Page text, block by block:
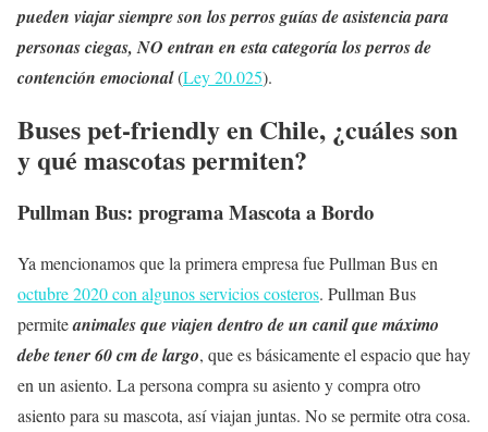
pueden viajar siempre son los perros guías de asistencia para
personas ciegas, NO entran en esta categoría los perros de
contención emocional(Ley 20.025).
Buses pet-friendly en Chile, ¿cuáles son
y qué mascotas permiten?
Pullman Bus: programa Mascota a Bordo
Ya mencionamos que la primera empresa fue Pullman Bus en
octubre 2020 con algunos servicios costeros. Pullman Bus
permiteanimales que viajen dentro de un canil que máximo
debe tener 60 cm de largo, que es básicamente el espacio que hay
en un asiento. La persona compra su asiento y compra otro
asiento para su mascota, así viajan juntas. No se permite otra cosa.